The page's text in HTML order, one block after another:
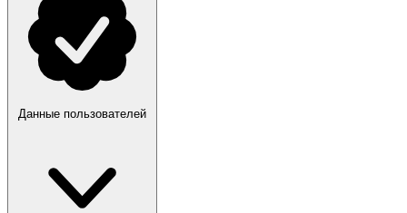
Данные пользователей